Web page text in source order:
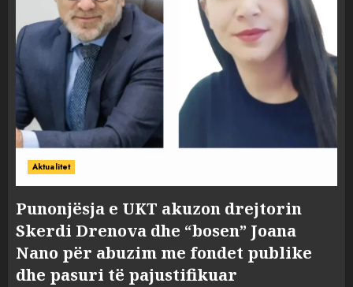
Aktualitet
Punonjësja e UKT akuzon drejtorin
Skerdi Drenova dhe “bosen” Joana
Nano për abuzim me fondet publike
dhe pasuri të pajustifikuar